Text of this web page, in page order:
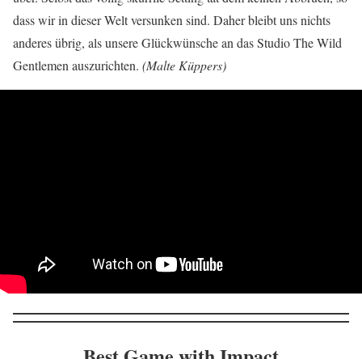
dass wir in dieser Welt versunken sind. Daher bleibt uns nichts
anderes übrig, als unsere Glückwünsche an das Studio The Wild
Gentlemen auszurichten. (Malte Küppers)